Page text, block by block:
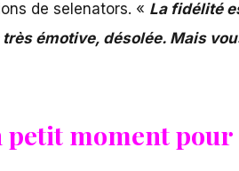
de selenators. « La fidélité
émotive, désolée. Mais
petit moment